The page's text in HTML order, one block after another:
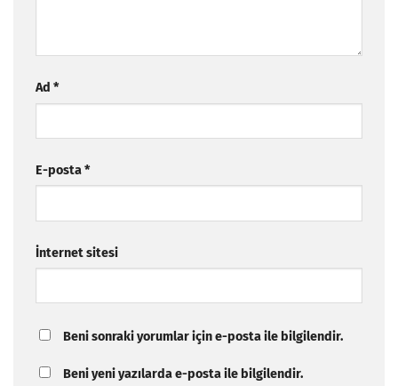
Ad *
E-posta*
İnternet sitesi
Beni sonraki yorumlar için e-posta ile bilgilendir.
Beni yeni yazılarda e-posta ile bilgilendir.